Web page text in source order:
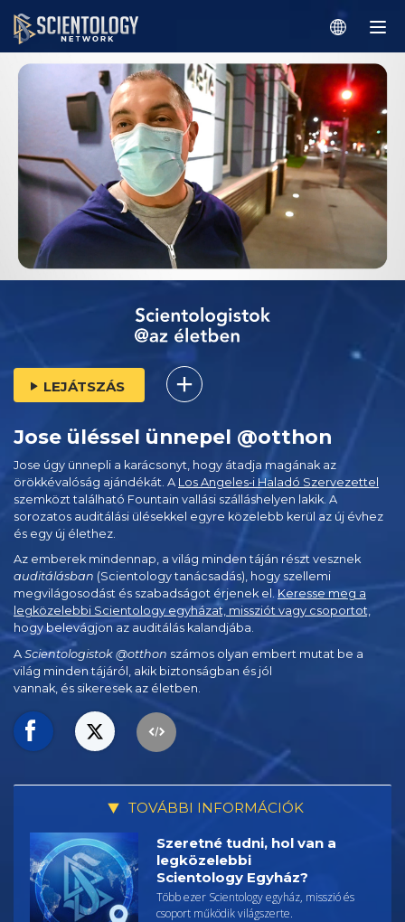
LEJÁTSZÁS
Jose üléssel ünnepel @otthon
Jose úgy ünnepli a karácsonyt, hogy átadja magának az
örökkévalóság ajándékát. A Los Angeles‑i Haladó Szervezettel
szemközt található Fountain vallási szálláshelyen lakik. A
sorozatos auditálási ülésekkel egyre közelebb kerül az új évhez
és egy új élethez.
Az emberek mindennap, a világ minden táján részt vesznek
auditálásban (Scientology tanácsadás), hogy szellemi
megvilágosodást és szabadságot érjenek el. Keresse meg a
legközelebbi Scientology egyházat, missziót vagy csoportot,
hogy belevágjon az auditálás kalandjába.
A Scientologistok @otthon számos olyan embert mutat be a
világ minden tájáról, akik biztonságban és jól
vannak, és sikeresek az életben.
TOVÁBBI INFORMÁCIÓK
Szeretné tudni, hol van a
legközelebbi
Scientology Egyház?
Több ezer Scientology egyház, misszió és
csoport működik világszerte.